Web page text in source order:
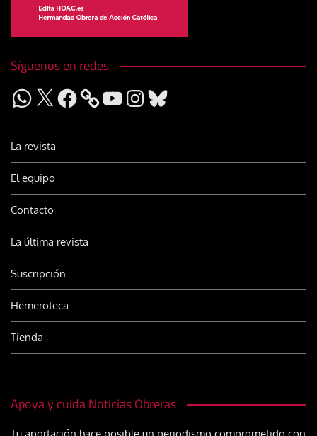
Síguenos en redes
WhatsApp
X Facebook YouTubeInstagram
Bluesky
La revista
El equipo
Contacto
La última revista
Suscripción
Hemeroteca
Tienda
Apoya y cuida Noticias Obreras